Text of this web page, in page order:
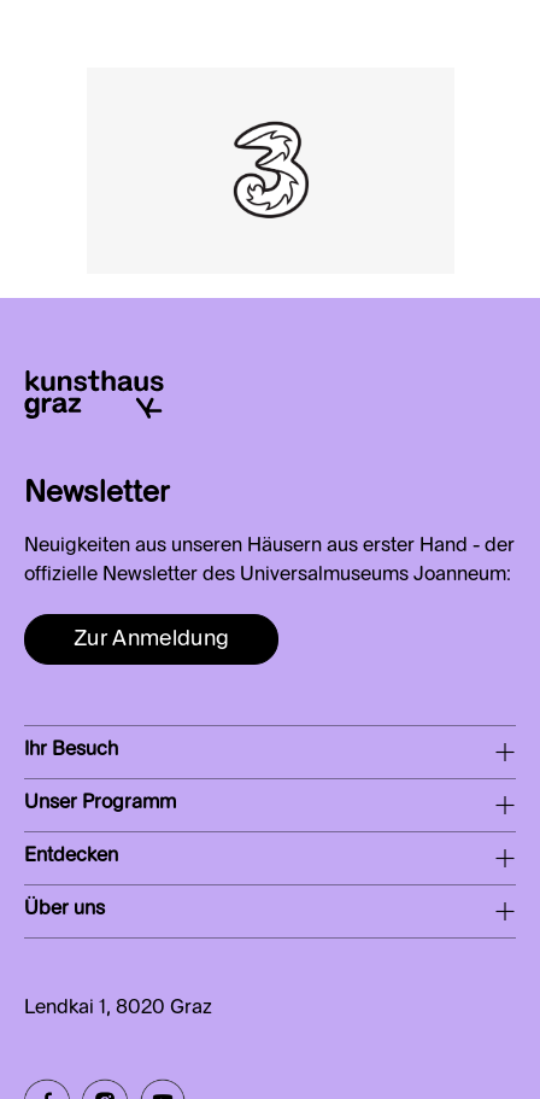
Newsletter
Neuigkeiten aus unseren Häusern aus erster Hand - der
offizielle Newsletter des Universalmuseums Joanneum:
Zur Anmeldung
Ihr Besuch
Unser Programm
Entdecken
Über uns
Lendkai 1, 8020 Graz